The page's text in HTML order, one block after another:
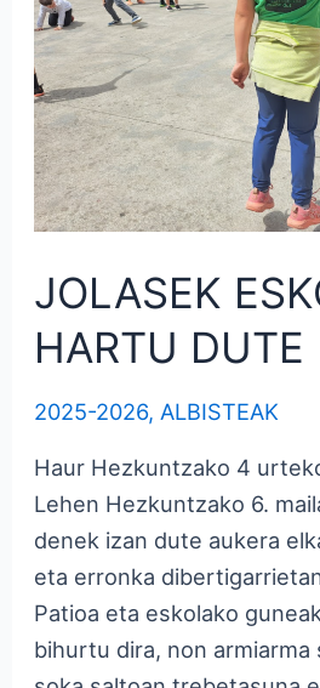
JOLASEK
HARTU DUTE
2025-2026, ALBISTEAK
Haur Hezkuntzako 4
Lehen Hezkuntzako 6.
denek izan dute aukera
eta erronka
Patioa eta eskolako
bihurtu dira, non armiarma